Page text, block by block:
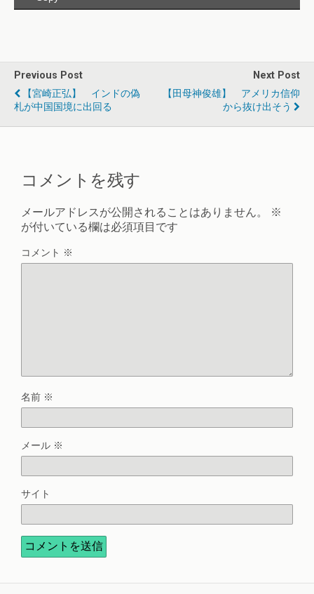
Previous Post
【宮崎正弘】 インドの偽
札が中国国境に出回る
Next Post
【田母神俊雄】 アメリカ信仰
から抜け出そう
コメントを残す
メールアドレスが公開されることはありません。
※
が付いている欄は必須項目です
コメント ※
名前 ※
メール ※
サイト